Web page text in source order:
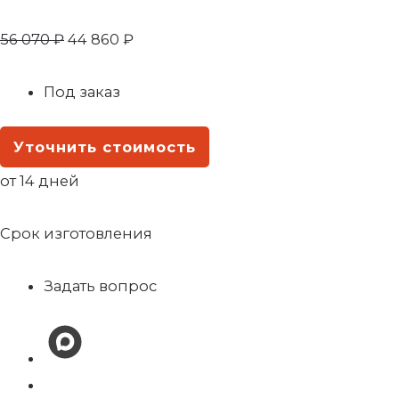
56 070₽ 44 860 ₽
Под заказ
Уточнить стоимость
от 14 дней
Срок изготовления
Задать вопрос